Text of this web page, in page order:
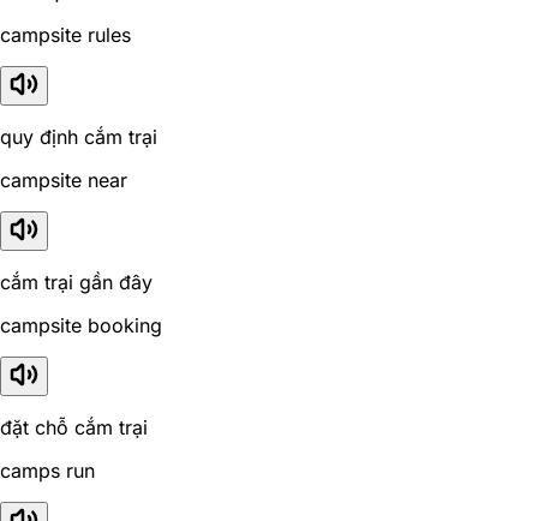
campsite rules
quy định cắm trại
campsite near
cắm trại gần đây
campsite booking
đặt chỗ cắm trại
camps run